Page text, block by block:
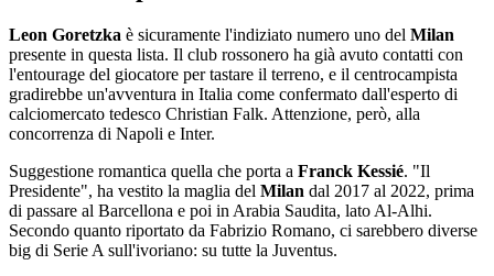
Leon Goretzka è sicuramente l'indiziato numero uno del Milan
presente in questa lista. Il club rossonero ha già avuto contatti con
l'entourage del giocatore per tastare il terreno, e il centrocampista
gradirebbe un'avventura in Italia come confermato dall'esperto di
calciomercato tedesco Christian Falk. Attenzione, però, alla
concorrenza di Napoli e Inter.
Suggestione romantica quella che porta a Franck Kessié. "Il
Presidente", ha vestito la maglia del Milan dal 2017 al 2022, prima
di passare al Barcellona e poi in Arabia Saudita, lato Al-Alhi.
Secondo quanto riportato da Fabrizio Romano, ci sarebbero diverse
big di Serie A sull'ivoriano: su tutte la Juventus.